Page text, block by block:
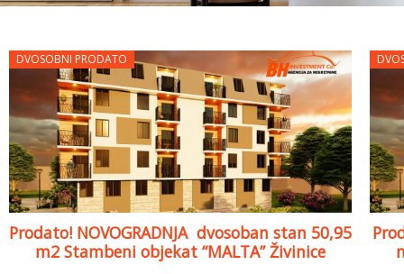
DVOSOBNI PRODATO
Prodato! NOVOGRADNJA dvosoban stan 50,95
m2 Stambeni objekat “MALTA” Živinice